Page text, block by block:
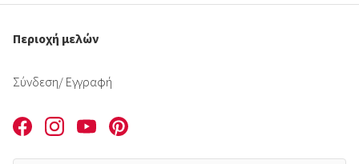
Περιοχή μελών
Σύνδεση/ Εγγραφή